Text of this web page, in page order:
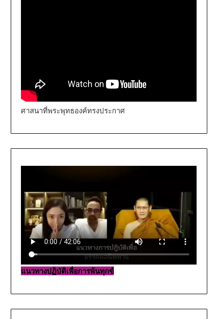
ศาสนาที่พระพุทธองค์ทรงประกาศ
แนวทางปฏิบัติเพื่อการพ้นทุกข์